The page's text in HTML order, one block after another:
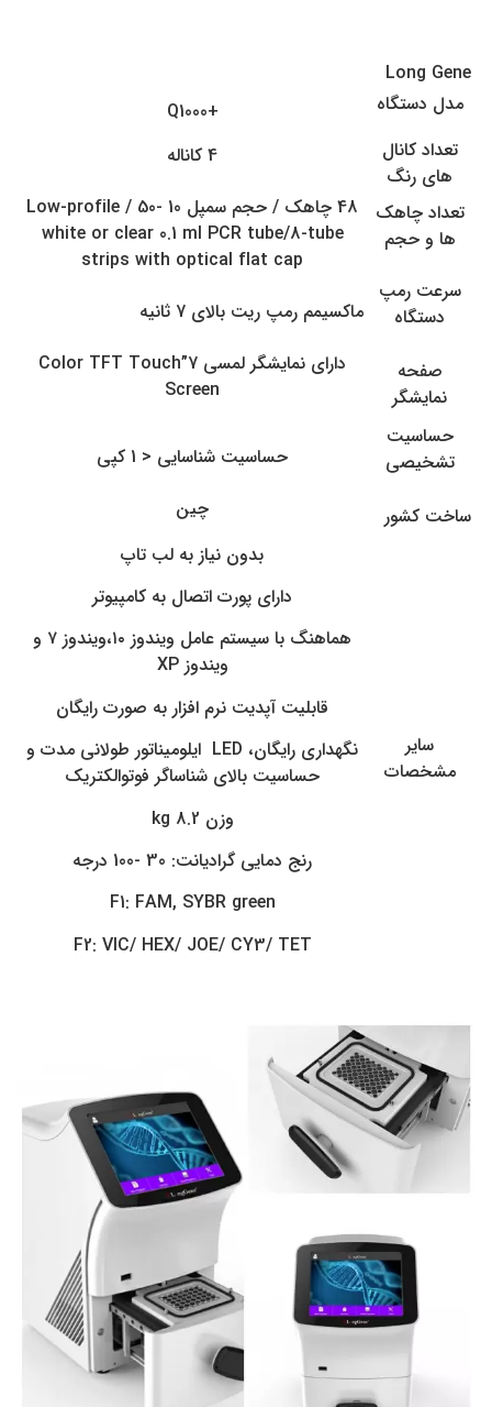
Long Gene
مدل دستگاه
+Q1000
تعداد کانال
های رنگ
4 کاناله
تعداد چاهک
ها و حجم
48 چاهک / حجم سمپل 10 -50 / Low-profile
white or clear 0.1 ml PCR tube/8-tube
strips with optical flat cap
سرعت رمپ
دستگاه
ماکسیمم رمپ ریت بالای 7 ثانیه
صفحه
نمایشگر
دارای نمایشگر لمسی 7”Color TFT Touch
Screen
حساسیت
تشخیصی
حساسیت شناسایی < 1 کپی
ساخت کشور چین
سایر
مشخصات
بدون نیاز به لب تاپ
دارای پورت اتصال به کامپیوتر
هماهنگ با سیستم عامل ویندوز ۱۰،ویندوز ۷ و
ویندوز XP
قابلیت آپدیت نرم افزار به صورت رایگان
نگهداری رایگان، LED ایلومیناتور طولانی مدت و
حساسیت بالای شناساگر فوتوالکتریک
وزن 8.2 kg
رنج دمایی گرادیانت: 30 -100 درجه
F1: FAM, SYBR green
F2: VIC/ HEX/ JOE/ CY3/ TET